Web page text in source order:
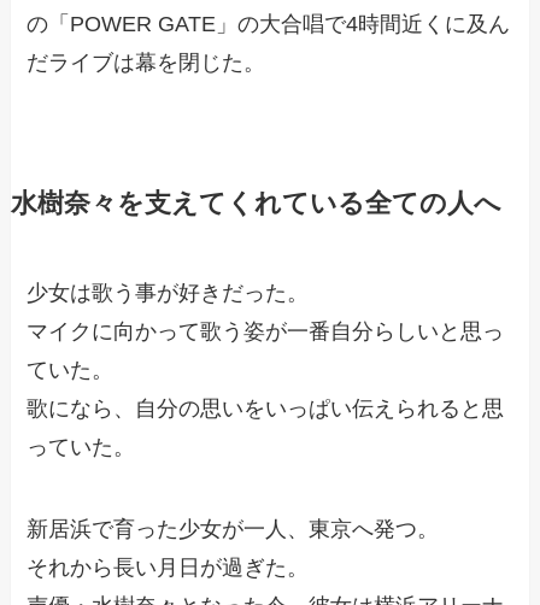
の「POWER GATE」の大合唱で4時間近くに及ん
だライブは幕を閉じた。
水樹奈々を支えてくれている全ての人へ
少女は歌う事が好きだった。
マイクに向かって歌う姿が一番自分らしいと思っ
ていた。
歌になら、自分の思いをいっぱい伝えられると思
っていた。
新居浜で育った少女が一人、東京へ発つ。
それから長い月日が過ぎた。